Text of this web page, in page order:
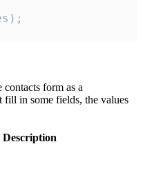
form as a
in some fields, the values
Description